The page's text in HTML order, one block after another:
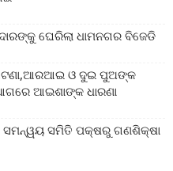
ଘେରିଲା ଧାମନଗର ବିଜେଡି
ଘଟଣା,ଆରଆଇ ଓ ଦୁଇ ପୁଅଙ୍କ
ଆଇଶାଙ୍କ ଧାରଣା
ସମନ୍ୱୟ ସମିତି ପକ୍ଷରୁ ଗଣଶିକ୍ଷା